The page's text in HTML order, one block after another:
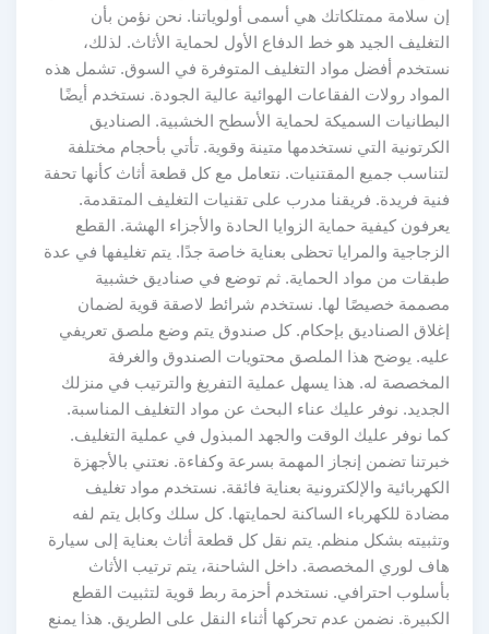
إن سلامة ممتلكاتك هي أسمى أولوياتنا. نحن نؤمن بأن
التغليف الجيد هو خط الدفاع الأول لحماية الأثاث. لذلك،
نستخدم أفضل مواد التغليف المتوفرة في السوق. تشمل هذه
المواد رولات الفقاعات الهوائية عالية الجودة. نستخدم أيضًا
البطانيات السميكة لحماية الأسطح الخشبية. الصناديق
الكرتونية التي نستخدمها متينة وقوية. تأتي بأحجام مختلفة
لتناسب جميع المقتنيات. نتعامل مع كل قطعة أثاث كأنها تحفة
فنية فريدة. فريقنا مدرب على تقنيات التغليف المتقدمة.
يعرفون كيفية حماية الزوايا الحادة والأجزاء الهشة. القطع
الزجاجية والمرايا تحظى بعناية خاصة جدًا. يتم تغليفها في عدة
طبقات من مواد الحماية. ثم توضع في صناديق خشبية
مصممة خصيصًا لها. نستخدم شرائط لاصقة قوية لضمان
إغلاق الصناديق بإحكام. كل صندوق يتم وضع ملصق تعريفي
عليه. يوضح هذا الملصق محتويات الصندوق والغرفة
المخصصة له. هذا يسهل عملية التفريغ والترتيب في منزلك
الجديد. نوفر عليك عناء البحث عن مواد التغليف المناسبة.
كما نوفر عليك الوقت والجهد المبذول في عملية التغليف.
خبرتنا تضمن إنجاز المهمة بسرعة وكفاءة. نعتني بالأجهزة
الكهربائية والإلكترونية بعناية فائقة. نستخدم مواد تغليف
مضادة للكهرباء الساكنة لحمايتها. كل سلك وكابل يتم لفه
وتثبيته بشكل منظم. يتم نقل كل قطعة أثاث بعناية إلى سيارة
هاف لوري المخصصة. داخل الشاحنة، يتم ترتيب الأثاث
بأسلوب احترافي. نستخدم أحزمة ربط قوية لتثبيت القطع
الكبيرة. نضمن عدم تحركها أثناء النقل على الطريق. هذا يمنع